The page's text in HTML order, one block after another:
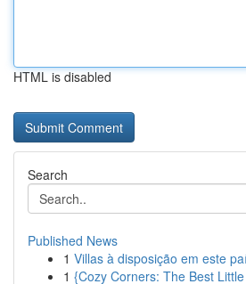
HTML is disabled
Search
Published News
1 Villas à disposição em este
1 {Cozy Corners: The Best